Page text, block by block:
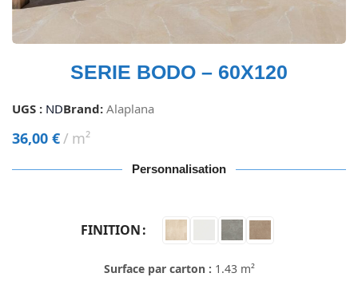
SERIE BODO – 60X120
UGS : NDBrand: Alaplana
36,00 € m²
Personnalisation
FINITION
Surface par carton : 1.43 m²